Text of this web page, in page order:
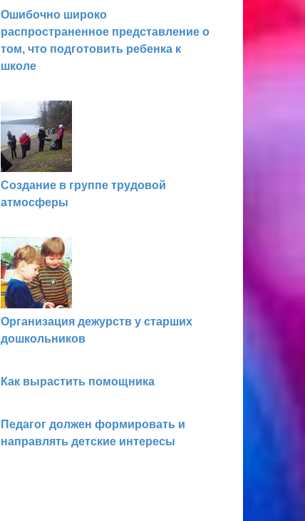
Ошибочно широко
распространенное представление о
том, что подготовить ребенка к
школе
Создание в группе трудовой
атмосферы
Организация дежурств у старших
дошкольников
Как вырастить помощника
Педагог должен формировать и
направлять детские интересы